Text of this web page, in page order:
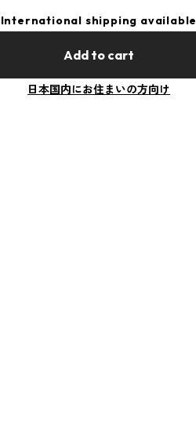
International shipping available
Add to cart
日本国内にお住まいの方向け